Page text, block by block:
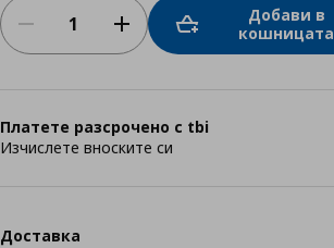
Добави в
кошницата
Платете разсрочено с tbi
Изчислете вноските си
Доставка